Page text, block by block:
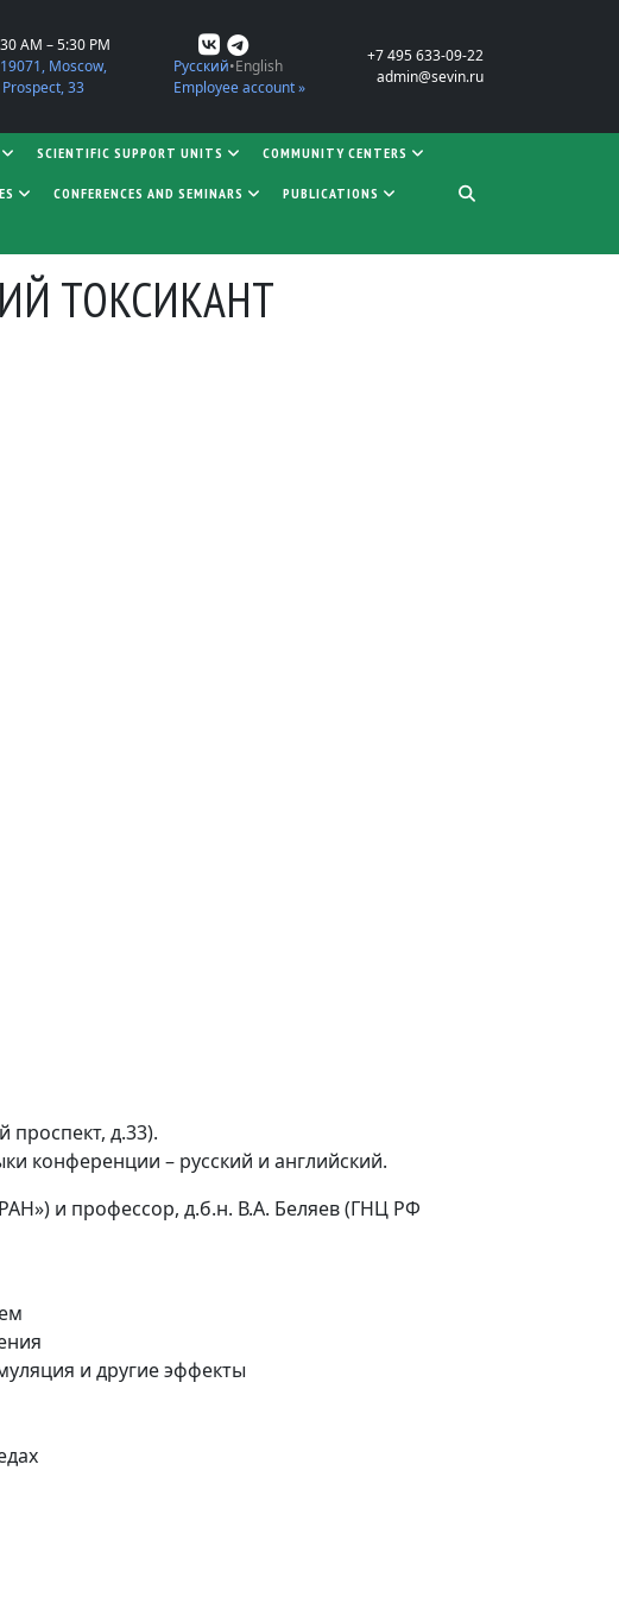
AM – 5:30 PM
Moscow,
33
Русский English
Employee account »
+7 495 633-09-22
admin@sevin.ru
SCIENTIFIC SUPPORT UNITS COMMUNITY CENTERS
CONFERENCES AND SEMINARS PUBLICATIONS
ТОКСИКАНТ
д.33).
конференции – русский и английский.
и профессор, д.б.н. В.А. Беляев (ГНЦ РФ
и другие эффекты